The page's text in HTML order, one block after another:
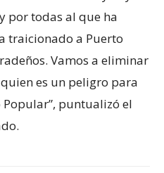
por todas al que ha
traicionado a Puerto
Vamos a eliminar
es un peligro para
puntualizó el